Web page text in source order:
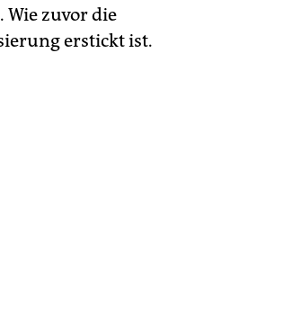
zuvor die
erstickt ist.